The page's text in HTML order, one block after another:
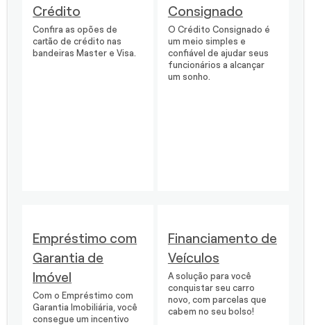
Crédito
Confira as opões de
cartão de crédito nas
bandeiras Master e Visa.
Consignado
O Crédito Consignado é
um meio simples e
confiável de ajudar seus
funcionários a alcançar
um sonho.
Empréstimo com
Garantia de
Imóvel
Com o Empréstimo com
Garantia Imobiliária, você
consegue um incentivo
Financiamento de
Veículos
A solução para você
conquistar seu carro
novo, com parcelas que
cabem no seu bolso!